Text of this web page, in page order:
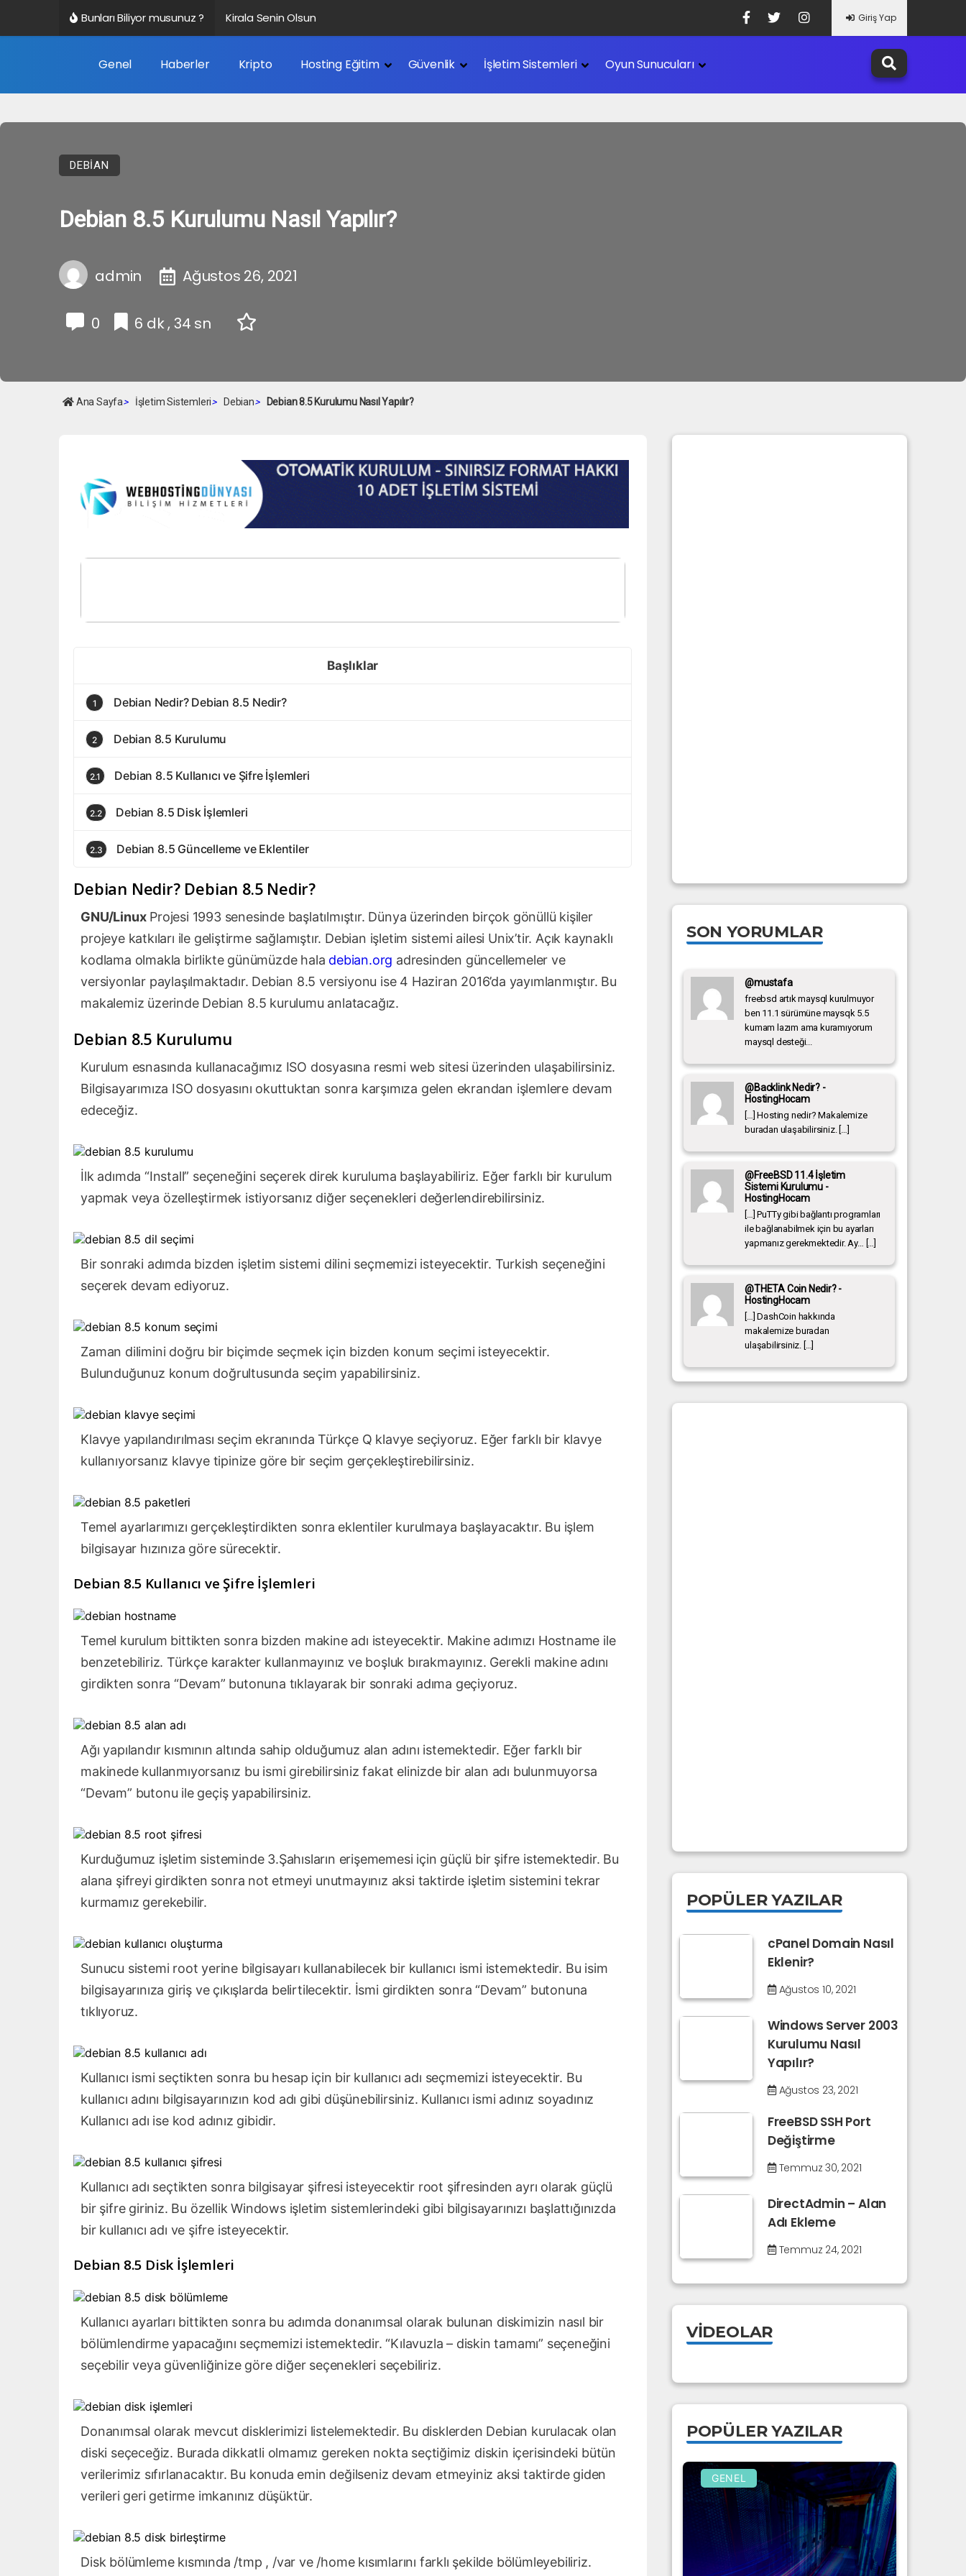
Bunları Biliyor musunuz ? Kirala Senin Olsun
Google Trendleri Nedir?
Giriş Yap
Genel Haberler Kripto Hosting Eğitim Güvenlik İşletim Sistemleri Oyun Sunucuları
DEBIAN
Debian 8.5 Kurulumu Nasıl Yapılır?
admin Ağustos 26, 2021
0 6 dk , 34 sn
Ana Sayfa> İşletim Sistemleri> Debian> Debian 8.5 Kurulumu Nasıl Yapılır?
Başlıklar
1 Debian Nedir? Debian 8.5 Nedir?
2 Debian 8.5 Kurulumu
2.1 Debian 8.5 Kullanıcı ve Şifre İşlemleri
2.2 Debian 8.5 Disk İşlemleri
2.3 Debian 8.5 Güncelleme ve Eklentiler
Debian Nedir? Debian 8.5 Nedir?
GNU/LinuxProjesi 1993 senesinde başlatılmıştır. Dünya üzerinden birçok gönüllü kişiler
projeye katkıları ile geliştirme sağlamıştır. Debian işletim sistemi ailesi Unix’tir. Açık kaynaklı
kodlama olmakla birlikte günümüzde hala debian.org adresinden güncellemeler ve
versiyonlar paylaşılmaktadır. Debian 8.5 versiyonu ise 4 Haziran 2016’da yayımlanmıştır. Bu
makalemiz üzerinde Debian 8.5 kurulumu anlatacağız.
Debian 8.5 Kurulumu
Kurulum esnasında kullanacağımız ISO dosyasına resmi web sitesi üzerinden ulaşabilirsiniz.
Bilgisayarımıza ISO dosyasını okuttuktan sonra karşımıza gelen ekrandan işlemlere devam
edeceğiz.
İlk adımda “Install” seçeneğini seçerek direk kuruluma başlayabiliriz. Eğer farklı bir kurulum
yapmak veya özelleştirmek istiyorsanız diğer seçenekleri değerlendirebilirsiniz.
Bir sonraki adımda bizden işletim sistemi dilini seçmemizi isteyecektir. Turkish seçeneğini
seçerek devam ediyoruz.
Zaman dilimini doğru bir biçimde seçmek için bizden konum seçimi isteyecektir.
Bulunduğunuz konum doğrultusunda seçim yapabilirsiniz.
Klavye yapılandırılması seçim ekranında Türkçe Q klavye seçiyoruz. Eğer farklı bir klavye
kullanıyorsanız klavye tipinize göre bir seçim gerçekleştirebilirsiniz.
Temel ayarlarımızı gerçekleştirdikten sonra eklentiler kurulmaya başlayacaktır. Bu işlem
bilgisayar hızınıza göre sürecektir.
Debian 8.5 Kullanıcı ve Şifre İşlemleri
Temel kurulum bittikten sonra bizden makine adı isteyecektir. Makine adımızı Hostname ile
benzetebiliriz. Türkçe karakter kullanmayınız ve boşluk bırakmayınız. Gerekli makine adını
girdikten sonra “Devam” butonuna tıklayarak bir sonraki adıma geçiyoruz.
Ağı yapılandır kısmının altında sahip olduğumuz alan adını istemektedir. Eğer farklı bir
makinede kullanmıyorsanız bu ismi girebilirsiniz fakat elinizde bir alan adı bulunmuyorsa
“Devam” butonu ile geçiş yapabilirsiniz.
Kurduğumuz işletim sisteminde 3.Şahısların erişememesi için güçlü bir şifre istemektedir. Bu
alana şifreyi girdikten sonra not etmeyi unutmayınız aksi taktirde işletim sistemini tekrar
kurmamız gerekebilir.
Sunucu sistemi root yerine bilgisayarı kullanabilecek bir kullanıcı ismi istemektedir. Bu isim
bilgisayarınıza giriş ve çıkışlarda belirtilecektir. İsmi girdikten sonra “Devam” butonuna
tıklıyoruz.
Kullanıcı ismi seçtikten sonra bu hesap için bir kullanıcı adı seçmemizi isteyecektir. Bu
kullanıcı adını bilgisayarınızın kod adı gibi düşünebilirsiniz. Kullanıcı ismi adınız soyadınız
Kullanıcı adı ise kod adınız gibidir.
Kullanıcı adı seçtikten sonra bilgisayar şifresi isteyecektir root şifresinden ayrı olarak güçlü
bir şifre giriniz. Bu özellik Windows işletim sistemlerindeki gibi bilgisayarınızı başlattığınızda
bir kullanıcı adı ve şifre isteyecektir.
Debian 8.5 Disk İşlemleri
Kullanıcı ayarları bittikten sonra bu adımda donanımsal olarak bulunan diskimizin nasıl bir
bölümlendirme yapacağını seçmemizi istemektedir. “Kılavuzla – diskin tamamı” seçeneğini
seçebilir veya güvenliğinize göre diğer seçenekleri seçebiliriz.
Donanımsal olarak mevcut disklerimizi listelemektedir. Bu disklerden Debian kurulacak olan
diski seçeceğiz. Burada dikkatli olmamız gereken nokta seçtiğimiz diskin içerisindeki bütün
verilerimiz sıfırlanacaktır. Bu konuda emin değilseniz devam etmeyiniz aksi taktirde giden
verileri geri getirme imkanınız düşüktür.
Disk bölümleme kısmında /tmp , /var ve /home kısımlarını farklı şekilde bölümleyebiliriz.
SON YORUMLAR
@mustafa
freebsd artık maysql kurulmuyor
ben 11.1 sürümüne maysqk 5.5
kumam lazım ama kuramıyorum
maysql desteği...
@Backlink Nedir? -
HostingHocam
[…] Hosting nedir? Makalemize
buradan ulaşabilirsiniz. […]
@FreeBSD 11.4 İşletim
Sistemi Kurulumu -
HostingHocam
[…] PuTTy gibi bağlantı programları
ile bağlanabilmek için bu ayarları
yapmanız gerekmektedir. Ay… […]
@THETA Coin Nedir? -
HostingHocam
[…] DashCoin hakkında
makalemize buradan
ulaşabilirsiniz. […]
POPÜLER YAZILAR
cPanel Domain Nasıl
Eklenir?
Ağustos 10, 2021
Windows Server 2003
Kurulumu Nasıl
Yapılır?
Ağustos 23, 2021
FreeBSD SSH Port
Değiştirme
Temmuz 30, 2021
DirectAdmin – Alan
Adı Ekleme
Temmuz 24, 2021
VIDEOLAR
POPÜLER YAZILAR
GENEL